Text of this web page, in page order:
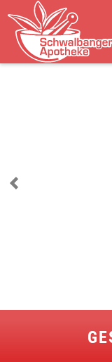
LIEFERSERVICE